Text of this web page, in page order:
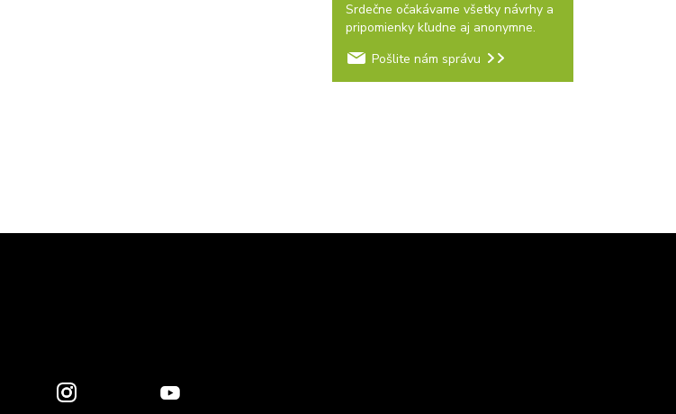
Srdečne očakávame všetky návrhy a
pripomienky kľudne aj anonymne.
Pošlite nám správu